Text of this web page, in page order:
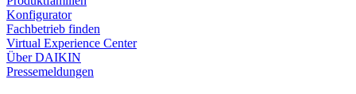
Konfigurator
Fachbetrieb finden
Virtual Experience Center
Über DAIKIN
Pressemeldungen